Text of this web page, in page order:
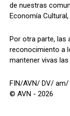
de nuestras
Economía
Por otra parte, las
reconocimiento a
mantener vivas
FIN/AVN/ DV/
© AVN - 2026